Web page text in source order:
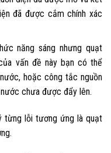
đã được cắm chính xác
năng sáng nhưng quạt
vấn đề này bạn có thể
hoặc công tắc nguồn
chưa được đẩy lên.
từng lỗi tương ứng là quạt